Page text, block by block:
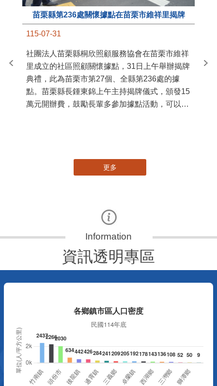
苗栗縣第236處關懷據點在苗栗市維祥里揭牌
115-07-31
社團法人苗栗縣桐欣照顧服務協會在苗栗市維祥
里成立的社區照顧關懷據點，31日上午舉辦揭牌
典禮，此為苗栗市第27個、全縣第236處的據
點。苗栗縣長鍾東錦上午主持揭牌儀式，頒發15
萬元開辦費，鼓勵長輩多參加據點活動，可以更
苗
更多
資訊透明專區